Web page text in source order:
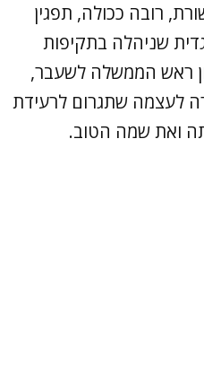
רובה ככולה, תפגין
שניהלה בתקיפות
ראש הממשלה לשעבר,
לעצמה שתגרום לרעידת
ואת שמה הטוב.